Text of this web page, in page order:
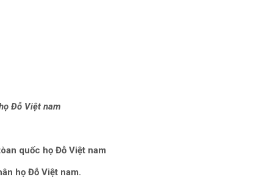
Đỗ Việt nam
quốc họ Đỗ Việt nam
họ Đỗ Việt nam.